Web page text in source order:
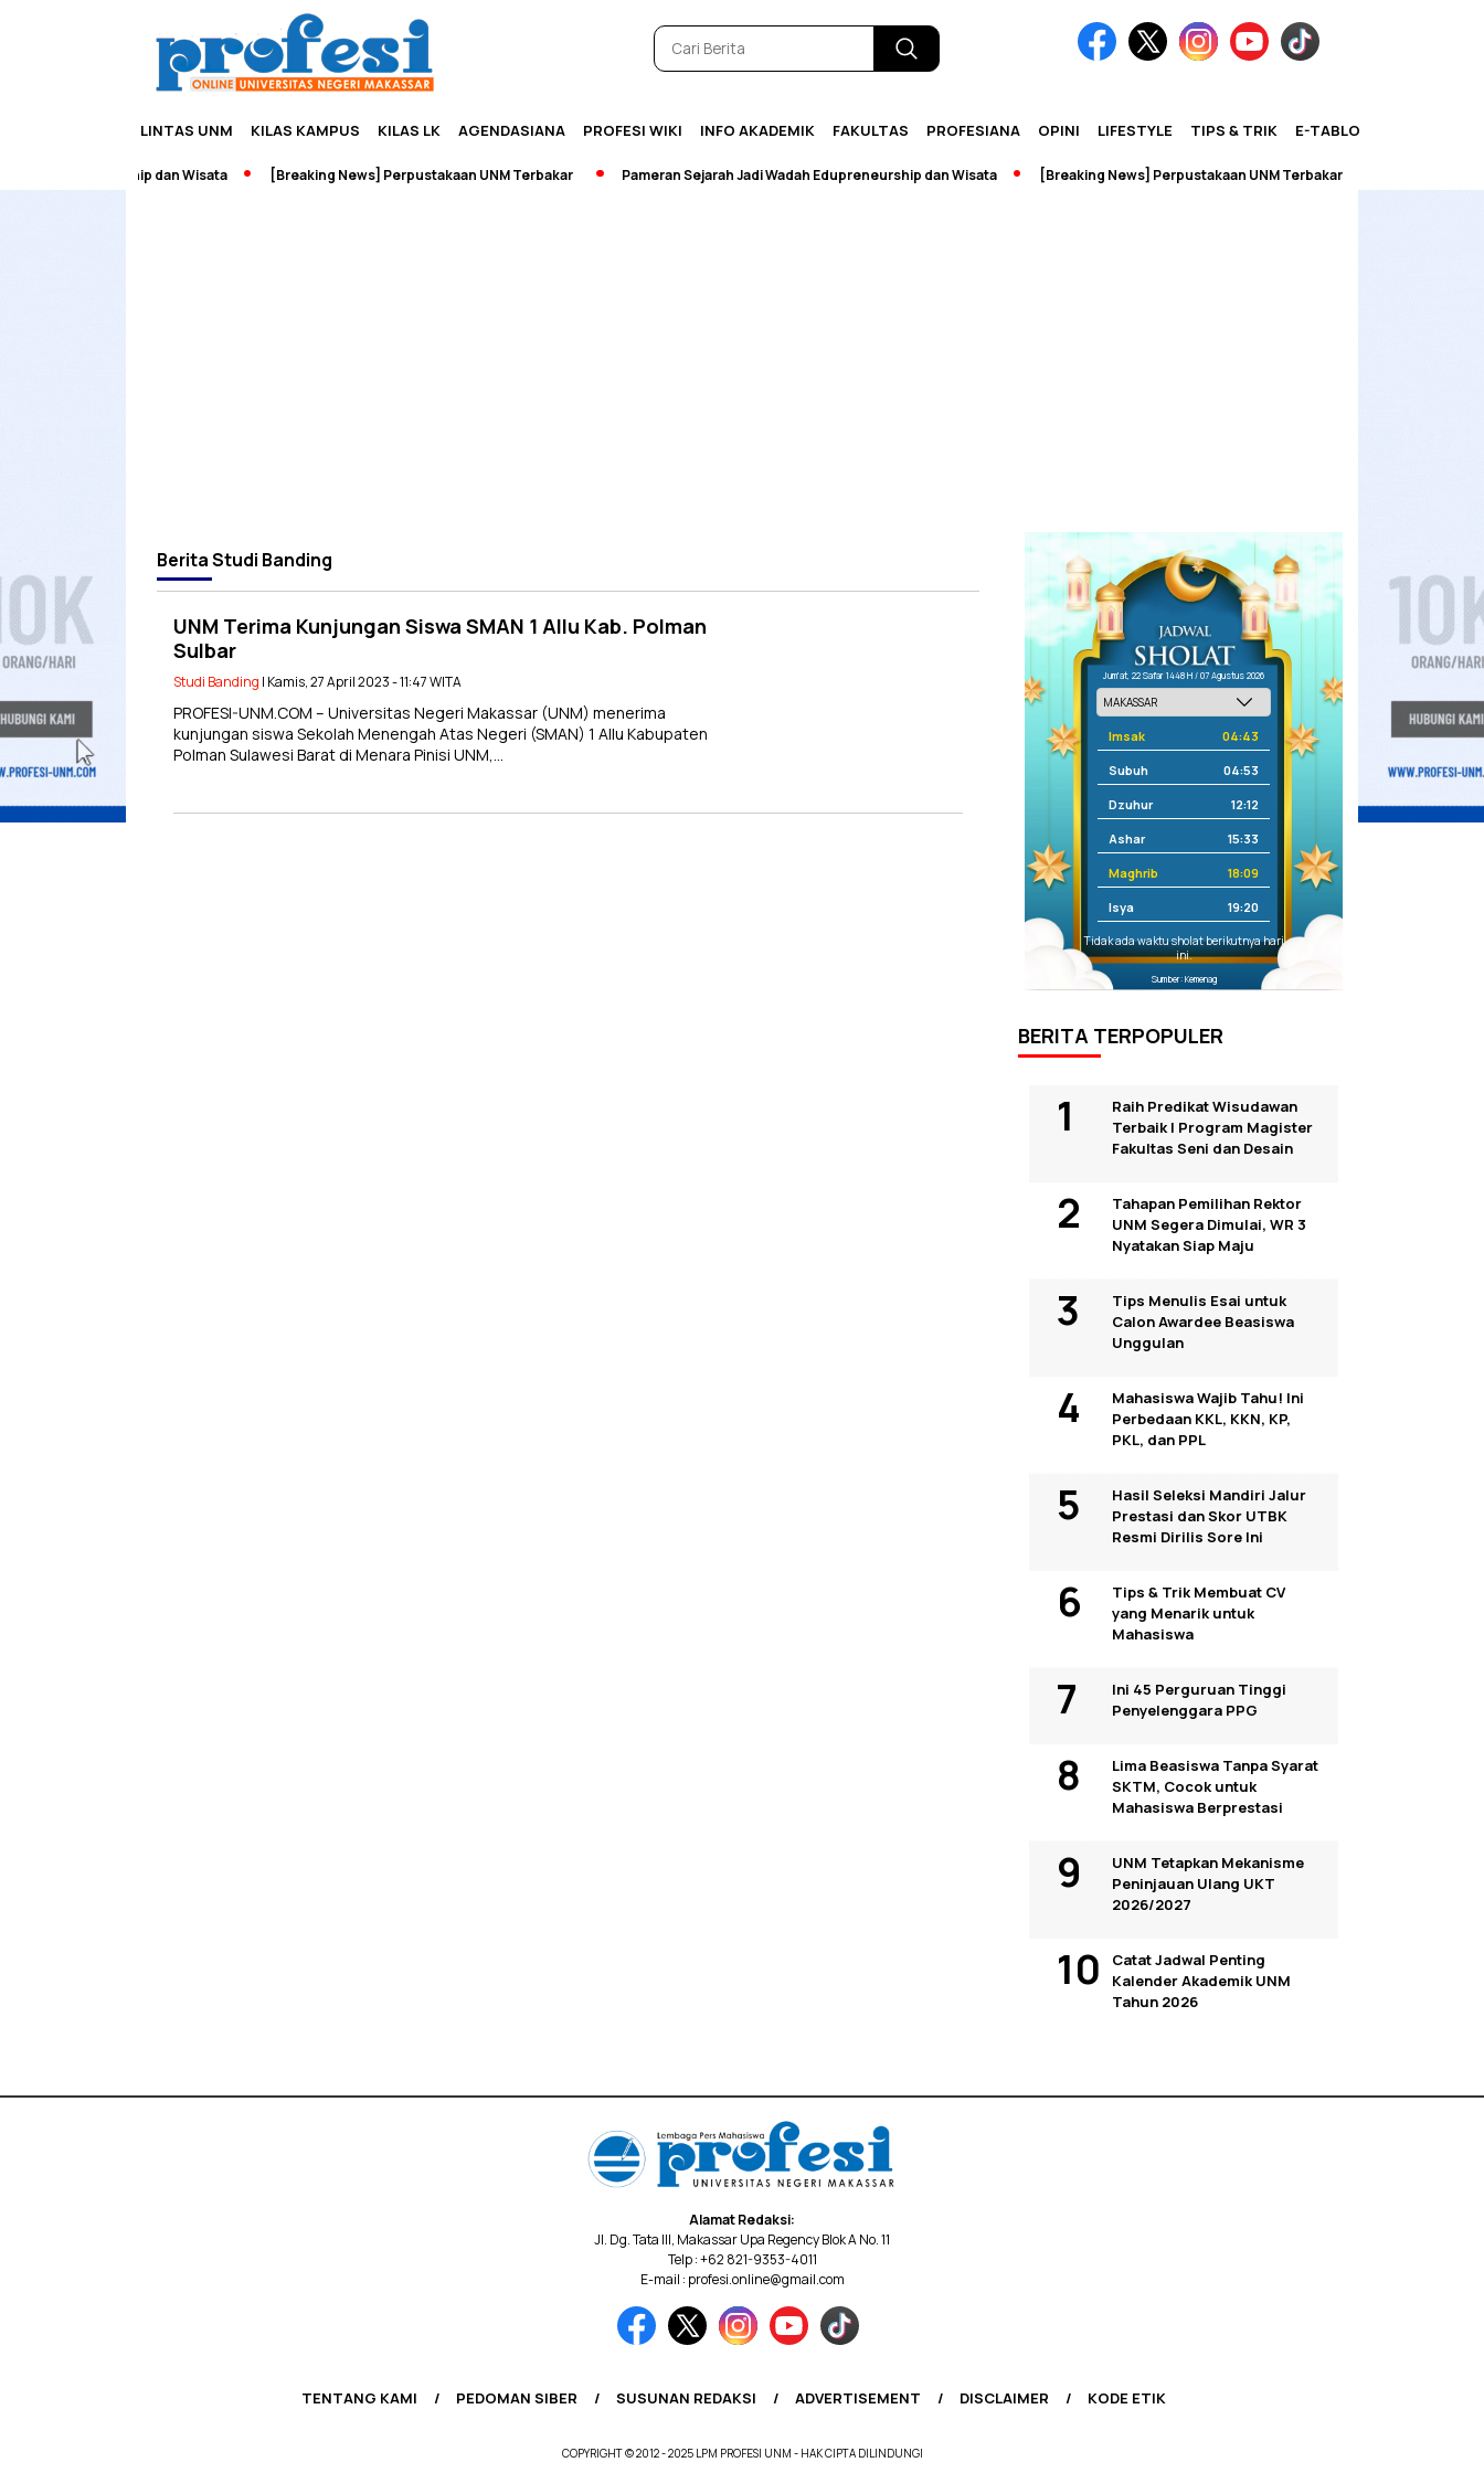
LINTAS UNM KILAS KAMPUS KILAS LK AGENDASIANA PROFESI WIKI INFO AKADEMIK FAKULTAS PROFESIANA OPINI LIFESTYLE TIPS & TRIK E-TABLOID
Edupreneurship dan Wisata [Breaking News] Perpustakaan UNM Terbakar Pameran Sejarah Jadi Wadah Edupreneurship dan Wisata [Breaking News] Perpustakaan UNM Terbakar
BeritaStudi Banding
UNM Terima Kunjungan Siswa SMAN 1 Allu Kab. Polman
Sulbar
Studi Banding | Kamis, 27 April 2023 - 11:47 WITA
PROFESI-UNM.COM – Universitas Negeri Makassar (UNM) menerima
kunjungan siswa Sekolah Menengah Atas Negeri (SMAN) 1 Allu Kabupaten
Polman Sulawesi Barat di Menara Pinisi UNM,…
Jum'at, 22 Safar 1448 H / 07 Agustus 2026
Imsak 04:43
Subuh 04:53
Dzuhur 12:12
Ashar 15:33
Maghrib 18:09
Isya 19:20
Tidak ada waktu sholat berikutnya hari
ini.
Sumber: Kemenag
BERITA TERPOPULER
Raih Predikat Wisudawan
Terbaik I Program Magister
Fakultas Seni dan Desain
Tahapan Pemilihan Rektor
UNM Segera Dimulai, WR 3
Nyatakan Siap Maju
Tips Menulis Esai untuk
Calon Awardee Beasiswa
Unggulan
Mahasiswa Wajib Tahu! Ini
Perbedaan KKL, KKN, KP,
PKL, dan PPL
Hasil Seleksi Mandiri Jalur
Prestasi dan Skor UTBK
Resmi Dirilis Sore Ini
Tips & Trik Membuat CV
yang Menarik untuk
Mahasiswa
Ini 45 Perguruan Tinggi
Penyelenggara PPG
Lima Beasiswa Tanpa Syarat
SKTM, Cocok untuk
Mahasiswa Berprestasi
UNM Tetapkan Mekanisme
Peninjauan Ulang UKT
2026/2027
Catat Jadwal Penting
Kalender Akademik UNM
Tahun 2026
Alamat Redaksi:
Jl. Dg. Tata III, Makassar Upa Regency Blok A No. 11
Telp : +62 821-9353-4011
E-mail : profesi.online@gmail.com
TENTANG KAMI PEDOMAN SIBER SUSUNAN REDAKSI ADVERTISEMENT DISCLAIMER KODE ETIK
COPYRIGHT © 2012 - 2025 LPM PROFESI UNM - HAK CIPTA DILINDUNGI